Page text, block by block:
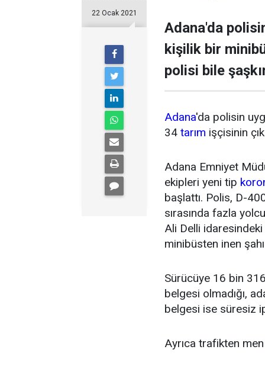
22 Ocak 2021
Adana'da
kişilik bir
polisi bile
Adana'da polisin
34 tarım işçisinin
Adana Emniyet
ekipleri yeni tip
başlattı. Polis, D-
sırasında fazla
Ali Delli
minibüsten inen
Sürücüye 16 bin
belgesi olmadığı,
belgesi ise süresiz
Ayrıca trafikten